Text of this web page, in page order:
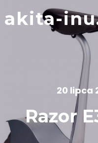
to
content
akita-
20 lipca
Razor